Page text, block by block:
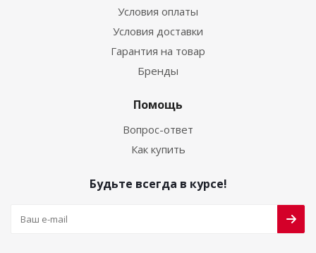
Условия оплаты
Условия доставки
Гарантия на товар
Бренды
Помощь
Вопрос-ответ
Как купить
Будьте всегда в курсе!